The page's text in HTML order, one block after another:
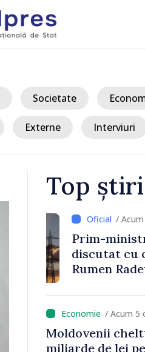
Societate
Externe Interviuri
Top știri
/ Acum 4 ore
Prim-ministrul
discutat cu
Rumen Radev
/ Acum 5
Moldovenii
miliarde de lei